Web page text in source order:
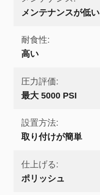
メンテナンスが低い
耐食性:
高い
圧力評価:
最大 5000 PSI
設置方法:
取り付けが簡単
仕上げる:
ポリッシュ